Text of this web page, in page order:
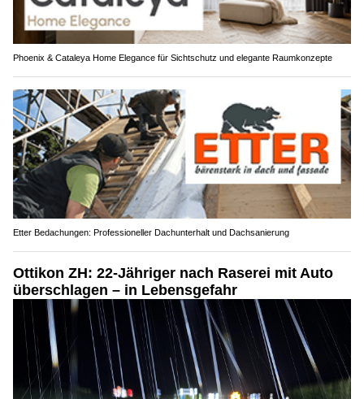
Phoenix & Cataleya Home Elegance für Sichtschutz und elegante Raumkonzepte
Etter Bedachungen: Professioneller Dachunterhalt und Dachsanierung
Ottikon ZH: 22-Jähriger nach Raserei mit Auto
überschlagen – in Lebensgefahr